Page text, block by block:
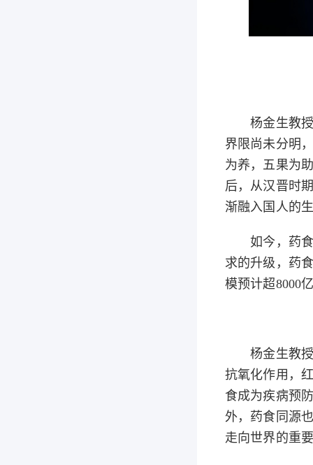
杨金生教授
界限尚未分明
为养，五果为
后，从汉晋时
渐融入国人的
如今，药食
求的升级，药
模预计超8000
杨金生教授
抗氧化作用，
食成为疾病预
外，药食同源
走向世界的重